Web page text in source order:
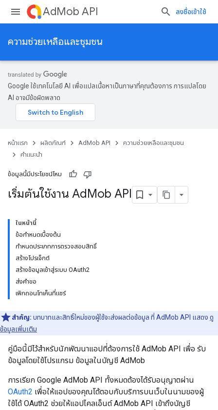
AdMob API ลงชื่อเข้าใช้
ความช่วยเหลือและชุมชน
Google ใช้เทคโนโลยี AI เพื่อแปลเนื้อหาเป็นภาษาที่คุณต้องการ การแปลโดย
AI อาจมีข้อผิดพลาด
หน้าแรก ผลิตภัณฑ์ AdMob API
ความช่วยเหลือและชุมชน
คำแนะนำ
ข้อมูลนี้มีประโยชน์ไหม
เริ่มต้นใช้งาน AdMob API
ในหน้านี้
ข้อกำหนดเบื้องต้น
กำหนดประเภทการตรวจสอบสิทธิ์
สร้างโปรเจ็กต์
สร้างข้อมูลเข้าสู่ระบบ OAuth2
ส่งคำขอ
เพิกถอนโทเค็นที่แชร์
สำคัญ: บทบาทและสิทธิ์ใหม่ของผู้ใช้จะส่งผลต่อข้อมูล ที่ AdMob API แสดง ดู
ข้อมูลเพิ่มเติม
คู่มือนี้มีไว้สำหรับนักพัฒนาแอปที่ต้องการใช้ AdMob API เพื่อ รับ
ข้อมูลโดยใช้โปรแกรม ข้อมูลในบัญชี AdMob
การเรียก Google AdMob API ทั้งหมดต้องได้รับอนุญาตผ่าน
OAuth2 เพื่อให้แอปของคุณโต้ตอบกับบริการบนเว็บในนามของผู้
ใช้ได้ OAuth2 ช่วยให้แอปไคลเอ็นต์ AdMob API เข้าถึงบัญชี